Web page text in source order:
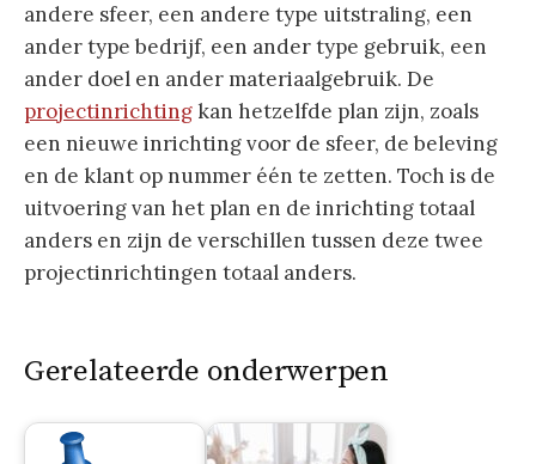
andere sfeer, een andere type uitstraling, een
ander type bedrijf, een ander type gebruik, een
ander doel en ander materiaalgebruik. De
projectinrichtingkan hetzelfde plan zijn, zoals
een nieuwe inrichting voor de sfeer, de beleving
en de klant op nummer één te zetten. Toch is de
uitvoering van het plan en de inrichting totaal
anders en zijn de verschillen tussen deze twee
projectinrichtingen totaal anders.
Gerelateerde onderwerpen